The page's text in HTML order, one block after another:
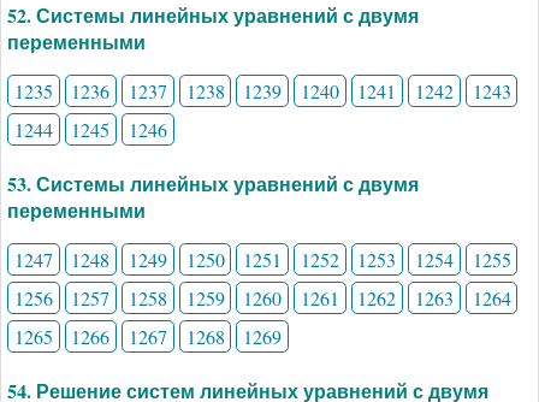
52. Системы линейных уравнений с двумя
переменными
1235 1236 1237 1238 1239 1240 1241 1242
1243
1244
1245 1246
53. Системы линейных уравнений с двумя
переменными
1247 1248 1249 1250 1251 1252 1253 1254
1255
1256
1257 1258 1259 1260 1261 1262 1263
1264
1265
1266 1267 1268 1269
54. Решение систем линейных уравнений с двумя